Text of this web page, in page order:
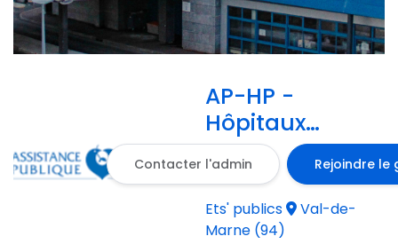
AP-HP -
Hôpitaux
Universitaires
Henri Mondor
Contacter l'admin Rejoindre le
Ets' publics
Val-de-
Marne (94)